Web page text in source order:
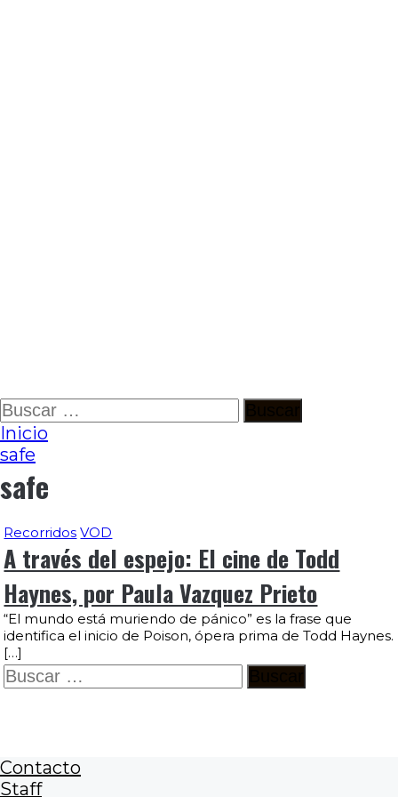
Ir
al
contenido
Buscar:
Inicio
safe
safe
Recorridos VOD
A través del espejo: El cine de Todd
Haynes, por Paula Vazquez Prieto
“El mundo está muriendo de pánico” es la frase que
identifica el inicio de Poison, ópera prima de Todd Haynes.
[…]
Buscar:
Contacto
Staff